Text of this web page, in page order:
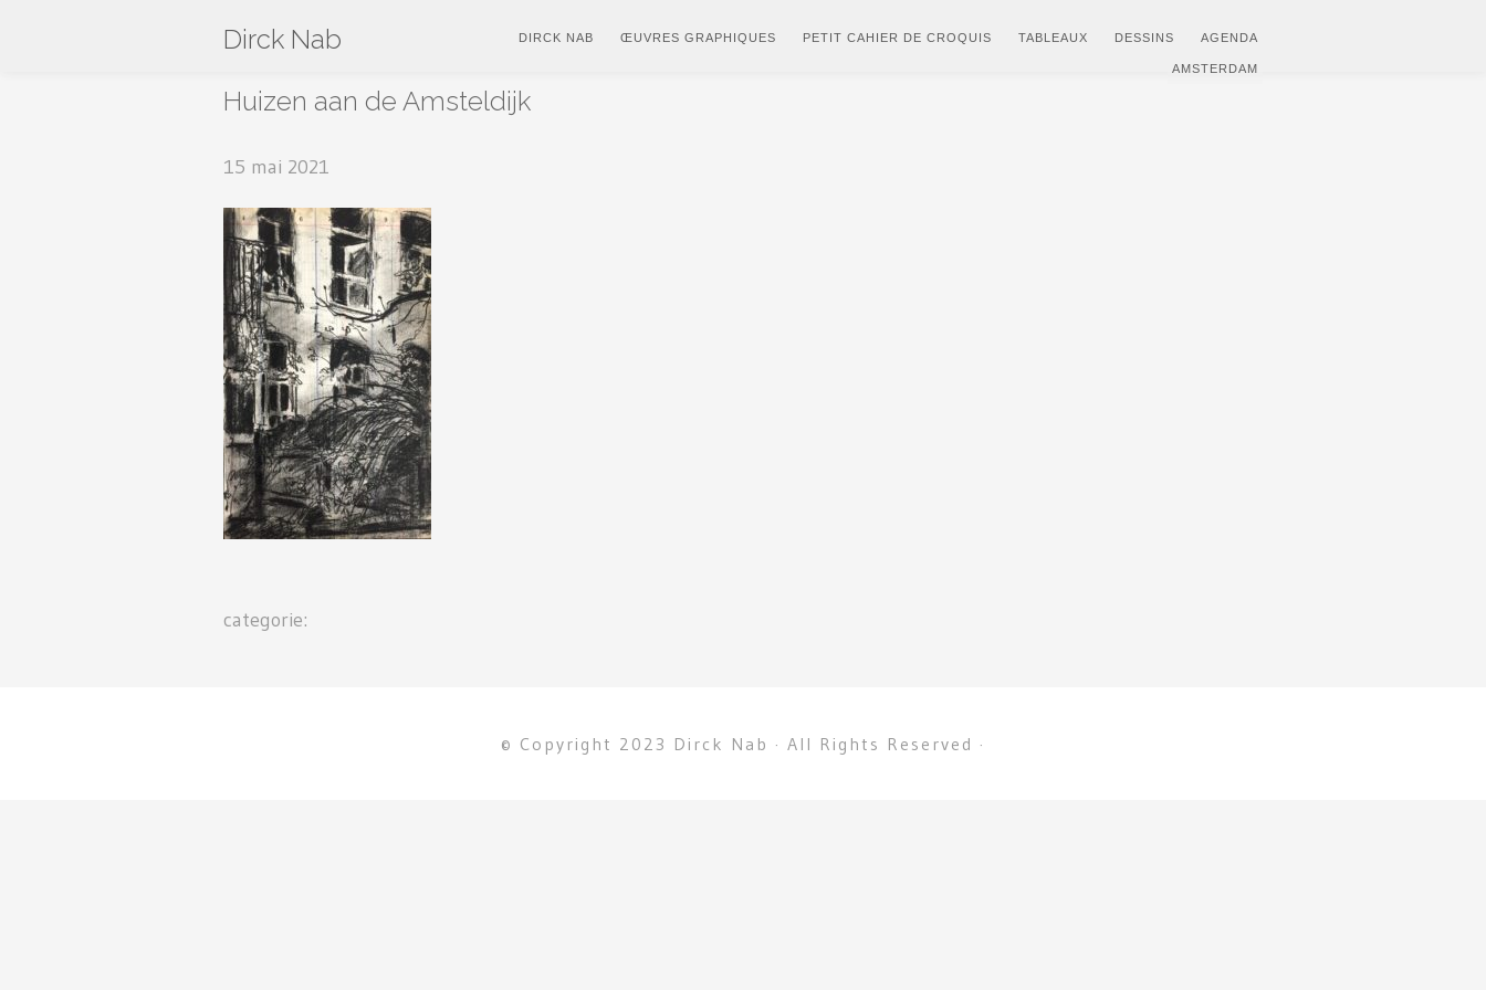
Dirck Nab DIRCK NAB ŒUVRES GRAPHIQUES PETIT CAHIER DE CROQUIS TABLEAUX DESSINS AGENDA
AMSTERDAM
Huizen aan de Amsteldijk
15 mai 2021
categorie:
© Copyright 2023 Dirck Nab · All Rights Reserved ·